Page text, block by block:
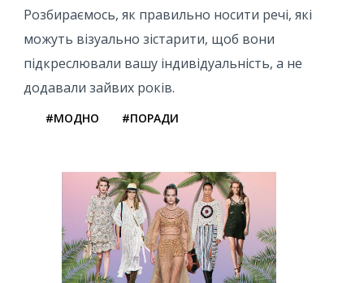
Розбираємось, як правильно носити речі, які
можуть візуально зістарити, щоб вони
підкреслювали вашу індивідуальність, а не
додавали зайвих років.
#МОДНО #ПОРАДИ